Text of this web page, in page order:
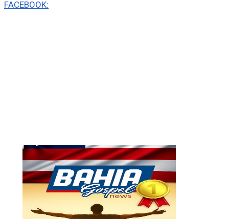
FACEBOOK: